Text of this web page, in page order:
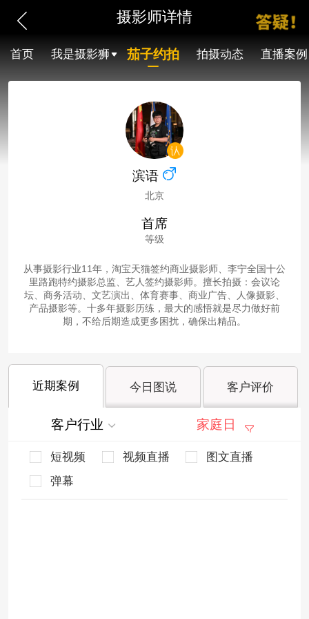
摄影师详情
首页 我是摄影狮 茄子约拍 拍摄动态 直播案例
滨语
北京
首席
等级
从事摄影行业11年，淘宝天猫签约商业摄影师、李宁全国十公
里路跑特约摄影总监、艺人签约摄影师。擅长拍摄：会议论
坛、商务活动、文艺演出、体育赛事、商业广告、人像摄影、
产品摄影等。十多年摄影历练，最大的感悟就是尽力做好前
期，不给后期造成更多困扰，确保出精品。
近期案例 今日图说 客户评价
客户行业 家庭日
短视频 视频直播
图文直播
弹幕